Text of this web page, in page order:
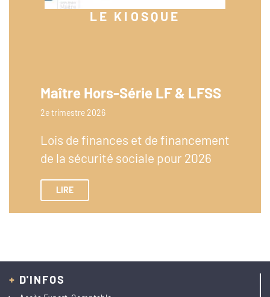
LE KIOSQUE
Maître Hors-Série LF & LFSS
2e trimestre 2026
Lois de finances et de financement
de la sécurité sociale pour 2026
LIRE
+ D'INFOS